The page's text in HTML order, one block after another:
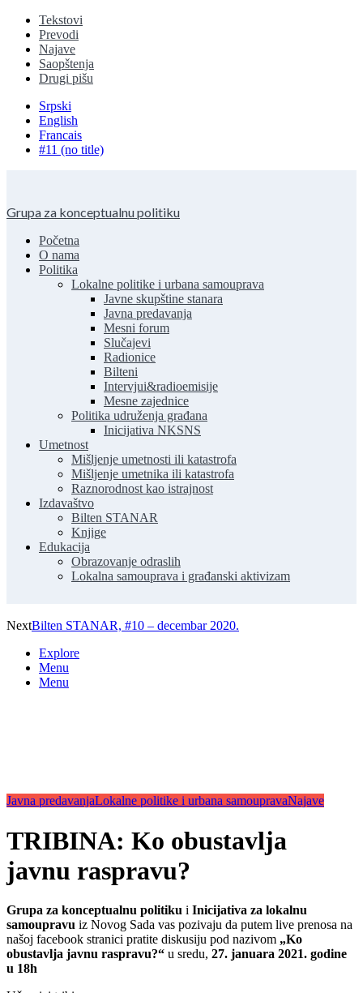
Tekstovi
Prevodi
Najave
Saopštenja
Drugi pišu
Srpski
English
Francais
#11 (no title)
Grupa za konceptualnu politiku
Početna
O nama
Politika
Lokalne politike i urbana samouprava
Javne skupštine stanara
Javna predavanja
Mesni forum
Slučajevi
Radionice
Bilteni
Intervjui&radioemisije
Mesne zajednice
Politika udruženja građana
Inicijativa NKSNS
Umetnost
Mišljenje umetnosti ili katastrofa
Mišljenje umetnika ili katastrofa
Raznorodnost kao istrajnost
Izdavaštvo
Bilten STANAR
Knjige
Edukacija
Obrazovanje odraslih
Lokalna samouprava i građanski aktivizam
NextBilten STANAR, #10 – decembar 2020.
Explore
Menu
Menu
Javna predavanjaLokalne politike i urbana samoupravaNajave
TRIBINA: Ko obustavlja
javnu raspravu?
Grupa za konceptualnu politiku i Inicijativa za lokalnu
samoupravu iz Novog Sada vas pozivaju da putem live prenosa na
našoj facebook stranici pratite diskusiju pod nazivom „Ko
obustavlja javnu raspravu?“ u sredu, 27. januara 2021. godine
u 18h